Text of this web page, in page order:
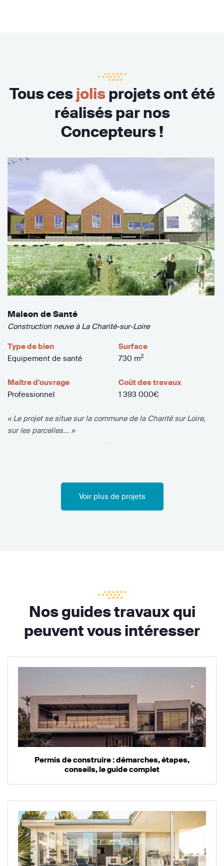
Tous cesjolisprojets ont été
réalisés par nos
Concepteurs !
Maison de Santé
Construction neuve à La Charité-sur-Loire
Type de bien
Equipement de santé
Surface
730 m2
Maître d'ouvrage
Professionnel
Coût des travaux
1 393 000€
« Le projet se situe sur la commune de la Charité sur Loire,
sur les parcelles... »
Voir plus de projets
Nos guides travaux qui
peuvent vous intéresser
Permis de construire : démarches, étapes,
conseils, le guide complet